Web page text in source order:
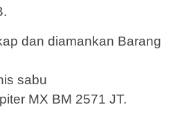
dan diamankan Barang
sabu
MX BM 2571 JT.